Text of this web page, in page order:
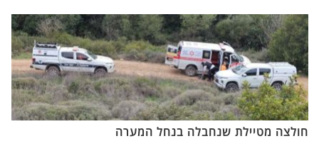
חולצה מטיילת שנחבלה בנחל המערה